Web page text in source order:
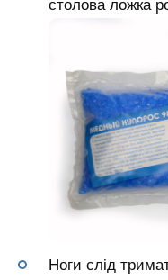
столова ложка
Ноги слід